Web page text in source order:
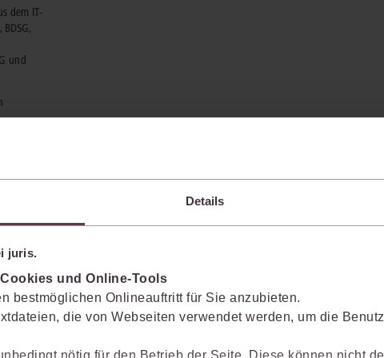
Details
juris.
und Online-Tools
bestmöglichen Onlineauftritt für Sie anzubieten.
die von Webseiten verwendet werden, um die
nötig für den Betrieb der Seite. Diese können nicht
dem IT-
und
das Wissen mit.
Sie die juris KI-Suite nicht nur bei der Recherche, sondern auch bei der
Inhalte einzuordnen, Argumentationen transparent zu belegen und